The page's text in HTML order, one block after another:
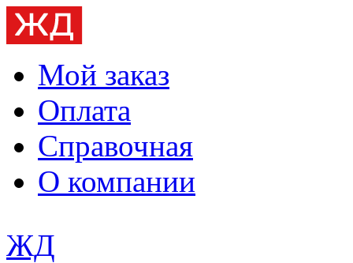
Мой заказ
Оплата
Справочная
О компании
ЖД